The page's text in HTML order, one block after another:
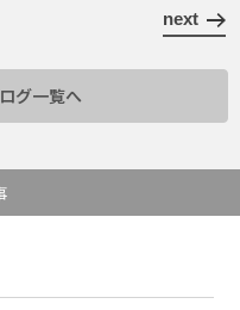
next
グ一覧へ